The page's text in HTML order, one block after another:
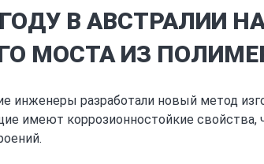
ГОДУ В АВСТРАЛИИ
МОСТА ИЗ
инженеры разработали новый метод
имеют коррозионностойкие свойства,